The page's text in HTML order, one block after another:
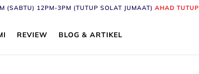
(SABTU) 12PM-3PM (TUTUP SOLAT JUMAAT)AHAD TUTUP
REVIEW BLOG & ARTIKEL